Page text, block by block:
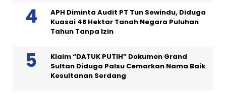
APH Diminta Audit PT Tun Sewindu, Diduga
Kuasai 48 Hektar Tanah Negara Puluhan
Tahun Tanpa Izin
Klaim “DATUK PUTIH” Dokumen Grand
Sultan Diduga Palsu Cemarkan Nama Baik
Kesultanan Serdang